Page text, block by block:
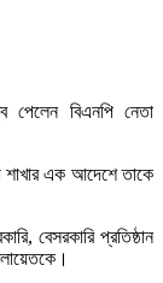
পেলেন বিএনপি নেতা
শাখার এক আদেশে তাকে
বেসরকারি প্রতিষ্ঠান